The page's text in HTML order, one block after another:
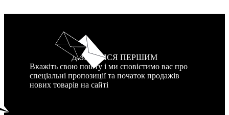
ДІЗНАТИСЯ ПЕРШИМ
Вкажіть свою пошту і ми сповістимо вас про
спеціальні пропозиції та початок продажів
нових товарів на сайті